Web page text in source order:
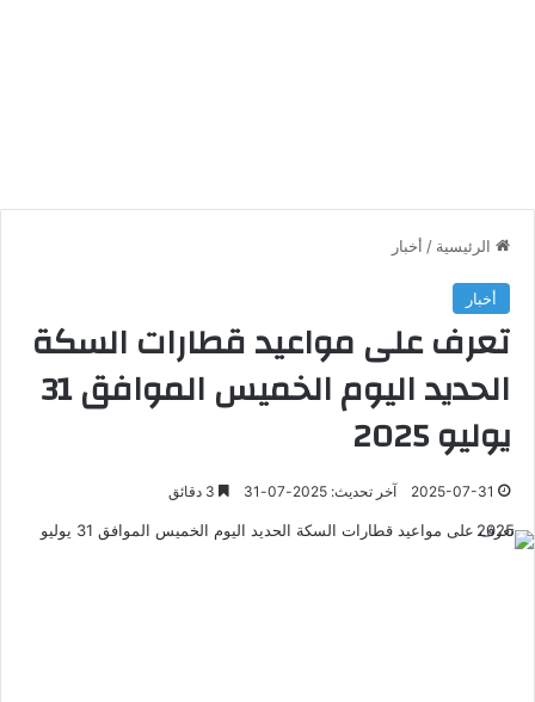
الرئيسية / أخبار
أخبار
تعرف على مواعيد قطارات السكة
الحديد اليوم الخميس الموافق 31
يوليو 2025
2025-07-31 آخر تحديث: 2025-07-31